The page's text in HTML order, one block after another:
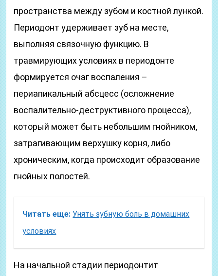
пространства между зубом и костной лункой.
Периодонт удерживает зуб на месте,
выполняя связочную функцию. В
травмирующих условиях в периодонте
формируется очаг воспаления –
периапикальный абсцесс (осложнение
воспалительно-деструктивного процесса),
который может быть небольшим гнойником,
затрагивающим верхушку корня, либо
хроническим, когда происходит образование
гнойных полостей.
Читать еще: Унять зубную боль в домашних
условиях
На начальной стадии периодонтит